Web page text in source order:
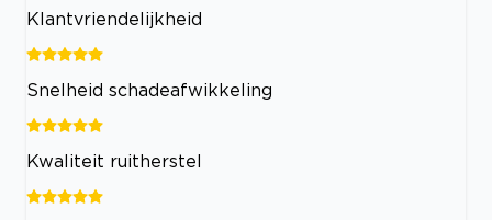
Klantvriendelijkheid
Snelheid schadeafwikkeling
Kwaliteit ruitherstel